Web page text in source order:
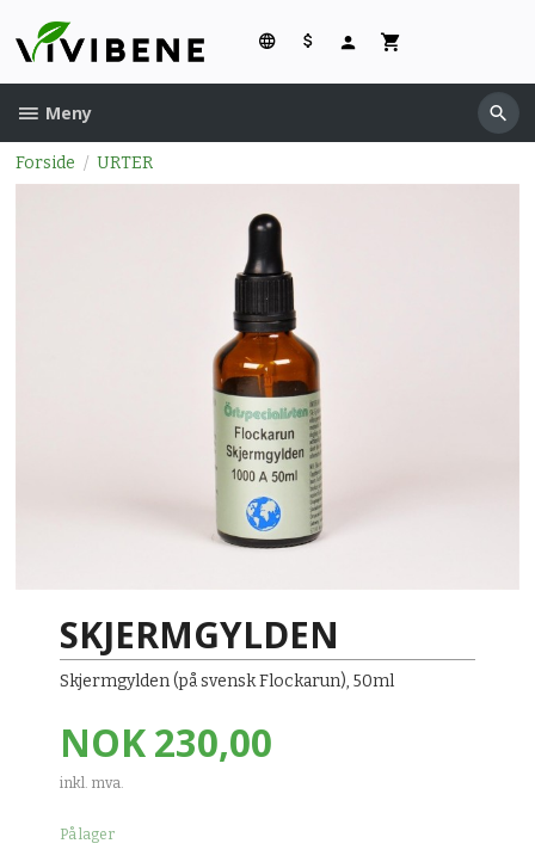
innholdet
Meny
Forside URTER
SKJERMGYLDEN
Skjermgylden (på svensk Flockarun), 50ml
Pris
NOK230,00
inkl. mva.
På lager